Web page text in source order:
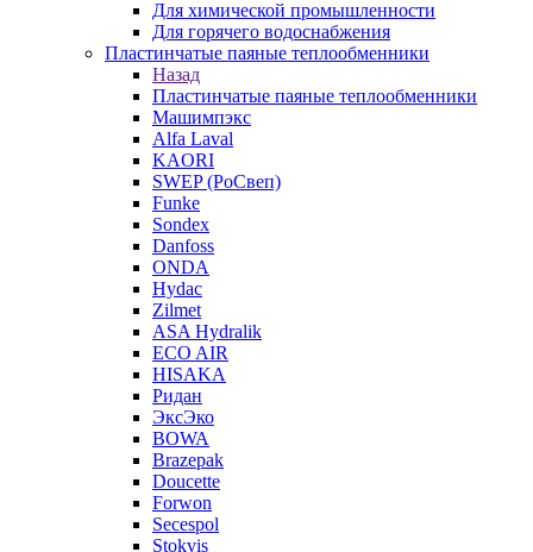
Для химической промышленности
Для горячего водоснабжения
Пластинчатые паяные теплообменники
Назад
Пластинчатые паяные теплообменники
Машимпэкс
Alfa Laval
KAORI
SWEP (РоСвеп)
Funke
Sondex
Danfoss
ONDA
Hydac
Zilmet
ASA Hydralik
ECO AIR
HISAKA
Ридан
ЭксЭко
BOWA
Brazepak
Doucette
Forwon
Secespol
Stokvis